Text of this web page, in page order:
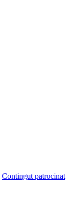
Contingut patrocinat